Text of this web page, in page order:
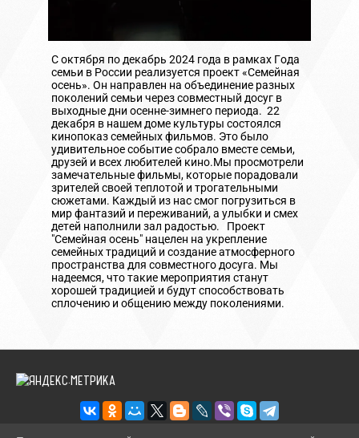
С октября по декабрь 2024 года в рамках Года
семьи в России реализуется проект «Семейная
осень». Он направлен на объединение разных
поколений семьи через совместный досуг в
выходные дни осенне-зимнего периода. 22
декабря в нашем доме культуры состоялся
кинопоказ семейных фильмов. Это было
удивительное событие собрало вместе семьи,
друзей и всех любителей кино.Мы просмотрели
замечательные фильмы, которые порадовали
зрителей своей теплотой и трогательными
сюжетами. Каждый из нас смог погрузиться в
мир фантазий и переживаний, а улыбки и смех
детей наполнили зал радостью. Проект
"Семейная осень" нацелен на укрепление
семейных традиций и создание атмосферного
пространства для совместного досуга. Мы
надеемся, что такие мероприятия станут
хорошей традицией и будут способствовать
сплочению и общению между поколениями.